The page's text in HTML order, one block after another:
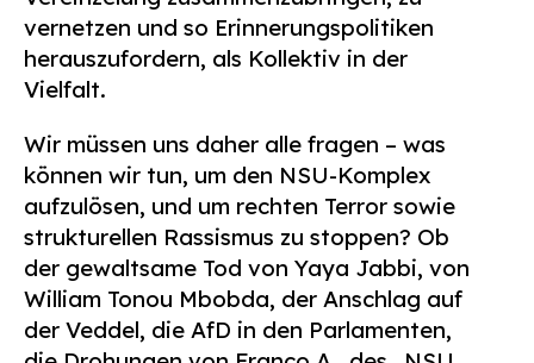
vernetzen und so Erinnerungspolitiken
herauszufordern, als Kollektiv in der
Vielfalt.
Wir müssen uns daher alle fragen – was
können wir tun, um den NSU-Komplex
aufzulösen, und um rechten Terror sowie
strukturellen Rassismus zu stoppen? Ob
der gewaltsame Tod von Yaya Jabbi, von
William Tonou Mbobda, der Anschlag auf
der Veddel, die AfD in den Parlamenten,